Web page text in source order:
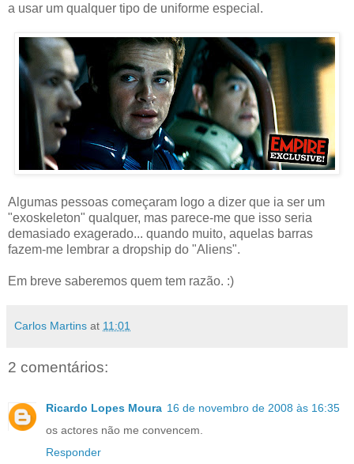
a usar um qualquer tipo de uniforme especial.
Algumas pessoas começaram logo a dizer que ia ser um
"exoskeleton" qualquer, mas parece-me que isso seria
demasiado exagerado... quando muito, aquelas barras
fazem-me lembrar a dropship do "Aliens".
Em breve saberemos quem tem razão. :)
Carlos Martins at 11:01
2 comentários:
Ricardo Lopes Moura 16 de novembro de 2008 às 16:35
os actores não me convencem.
Responder